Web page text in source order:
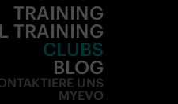
TRAINING
TRAINING
CLUBS
BLOG
UNS
MYEVO